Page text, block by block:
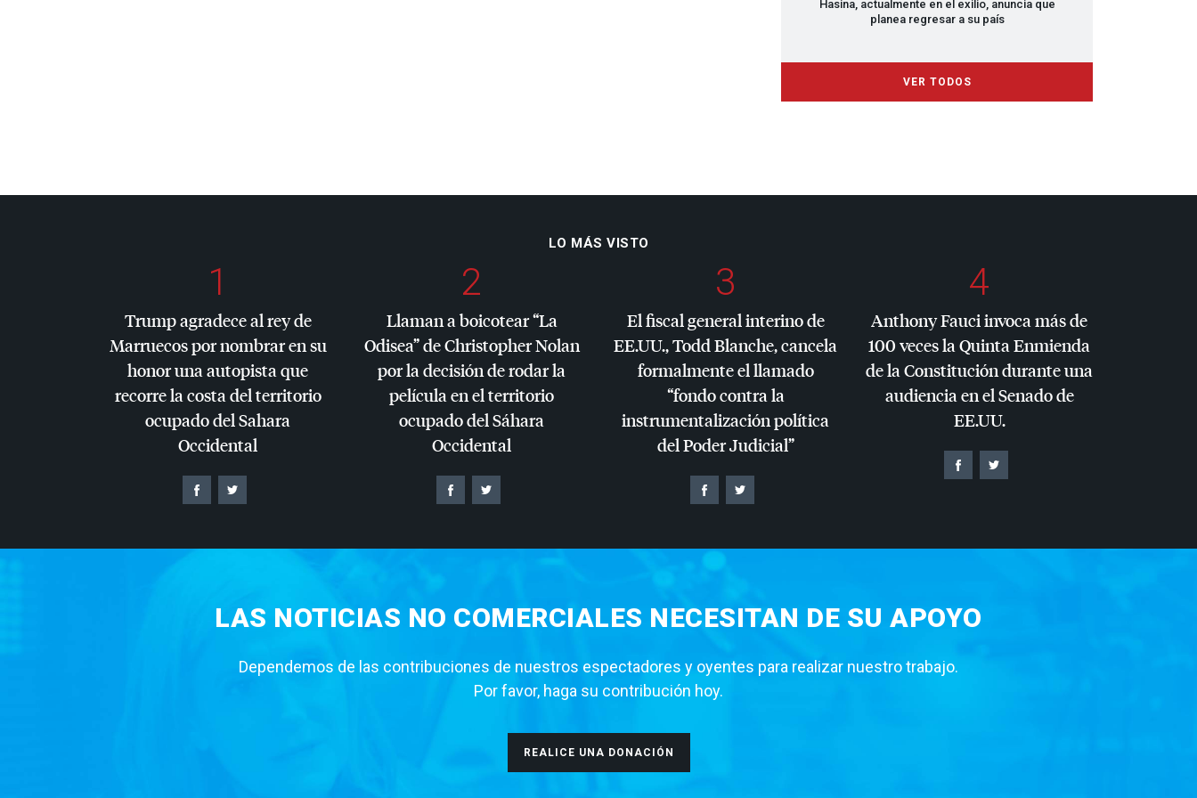
Hasina, actualmente en el exilio, anuncia que
planea regresar a su país
VER TODOS
LO MÁS VISTO
1
Trump agradece al rey de
Marruecos por nombrar en su
honor una autopista que
recorre la costa del territorio
ocupado del Sahara
Occidental
2
Llaman a boicotear “La
Odisea” de Christopher Nolan
por la decisión de rodar la
película en el territorio
ocupado del Sáhara
Occidental
3
El fiscal general interino de
EE.UU., Todd Blanche, cancela
formalmente el llamado
“fondo contra la
instrumentalización política
del Poder Judicial”
4
Anthony Fauci invoca más de
100 veces la Quinta Enmienda
de la Constitución durante una
audiencia en el Senado de
EE.UU.
LAS NOTICIAS NO COMERCIALES NECESITAN DE SU APOYO
Dependemos de las contribuciones de nuestros espectadores y oyentes para realizar nuestro trabajo.
Por favor, haga su contribución hoy.
REALICE UNA DONACIÓN